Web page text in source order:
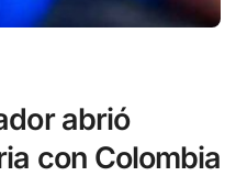
abrió
con Colombia